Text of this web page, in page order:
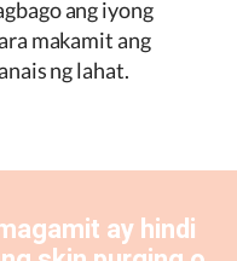
ang iyong
makamit ang
ng lahat.
ay hindi